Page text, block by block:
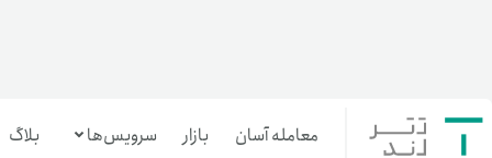
معامله آسان بازار سرویس‌ها بلاگ